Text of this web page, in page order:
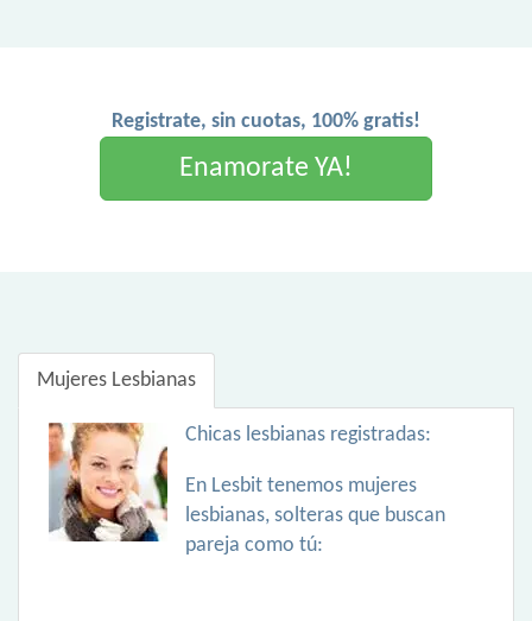
Registrate, sin cuotas, 100% gratis!
Enamorate YA!
Mujeres Lesbianas
Chicas lesbianas registradas:
En Lesbit tenemos mujeres
lesbianas, solteras que buscan
pareja como tú: